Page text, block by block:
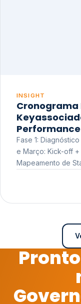
INSIGHT
Performance
Fase 1:
e Março: Kick-off
Mapeamento de